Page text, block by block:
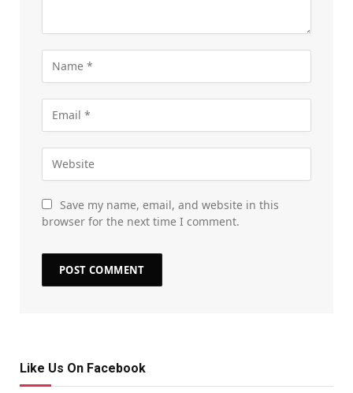
Save my name, email, and website in this
browser for the next time I comment.
Like Us On Facebook